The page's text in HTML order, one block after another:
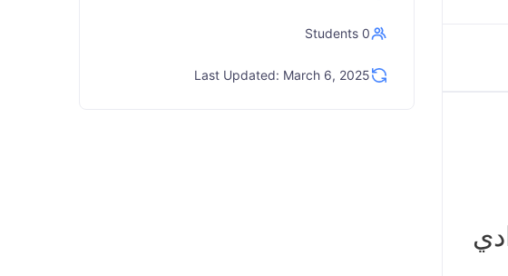
0 Students
Last Updated: March 6, 2025